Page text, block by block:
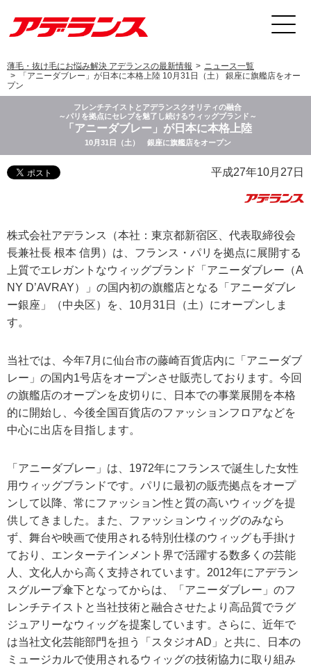
薄毛・抜け毛にお悩み解決 アデランスの最新情報
ニュース一覧
「アニーダブレー」が日本に本格上陸 10月31日（土） 銀座に旗艦店をオー
プン
フレンチテイストとアデランスクオリティの融合
～パリを拠点にセレブを魅了し続けるウィッグブランド～
「アニーダブレー」が日本に本格上陸
10月31日（土） 銀座に旗艦店をオープン
平成27年10月27日
株式会社アデランス（本社：東京都新宿区、代表取締役会
長兼社長 根本 信男）は、フランス・パリを拠点に展開する
上質でエレガントなウィッグブランド「アニーダブレー（A
NY D’AVRAY）」の国内初の旗艦店となる「アニーダブレ
ー銀座」（中央区）を、10月31日（土）にオープンしま
す。
当社では、今年7月に仙台市の藤崎百貨店内に「アニーダブ
レー」の国内1号店をオープンさせ販売しております。今回
の旗艦店のオープンを皮切りに、日本での事業展開を本格
的に開始し、今後全国百貨店のファッションフロアなどを
中心に出店を目指します。
「アニーダブレー」は、1972年にフランスで誕生した女性
用ウィッグブランドです。パリに最初の販売拠点をオープ
ンして以降、常にファッション性と質の高いウィッグを提
供してきました。また、ファッションウィッグのみなら
ず、舞台や映画で使用される特別仕様のウィッグも手掛け
ており、エンターテインメント界で活躍する数多くの芸能
人、文化人から高く支持されています。2012年にアデラン
スグループ傘下となってからは、「アニーダブレー」のフ
レンチテイストと当社技術と融合させたより高品質でラグ
ジュアリーなウィッグを提案しています。さらに、近年で
は当社文化芸能部門を担う「スタジオAD」と共に、日本の
ミュージカルで使用されるウィッグの技術協力に取り組み